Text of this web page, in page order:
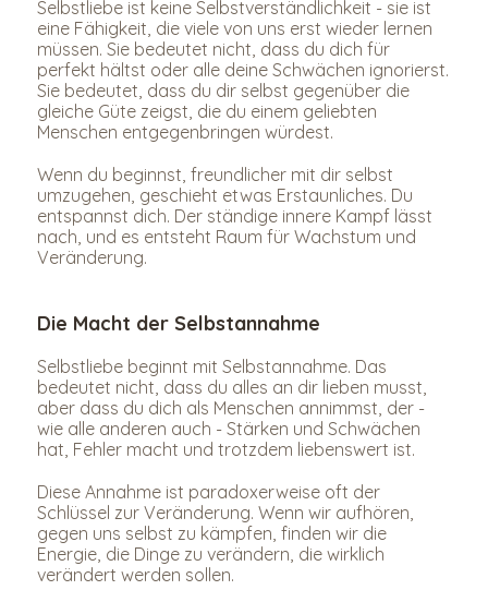
Selbstliebe ist keine Selbstverständlichkeit - sie ist
eine Fähigkeit, die viele von uns erst wieder lernen
müssen. Sie bedeutet nicht, dass du dich für
perfekt hältst oder alle deine Schwächen ignorierst.
Sie bedeutet, dass du dir selbst gegenüber die
gleiche Güte zeigst, die du einem geliebten
Menschen entgegenbringen würdest.
Wenn du beginnst, freundlicher mit dir selbst
umzugehen, geschieht etwas Erstaunliches. Du
entspannst dich. Der ständige innere Kampf lässt
nach, und es entsteht Raum für Wachstum und
Veränderung.
Die Macht der Selbstannahme
Selbstliebe beginnt mit Selbstannahme. Das
bedeutet nicht, dass du alles an dir lieben musst,
aber dass du dich als Menschen annimmst, der -
wie alle anderen auch - Stärken und Schwächen
hat, Fehler macht und trotzdem liebenswert ist.
Diese Annahme ist paradoxerweise oft der
Schlüssel zur Veränderung. Wenn wir aufhören,
gegen uns selbst zu kämpfen, finden wir die
Energie, die Dinge zu verändern, die wirklich
verändert werden sollen.